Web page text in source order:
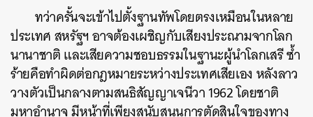
ทว่าครั้นจะเข้าไปตั้งฐานทัพโดยตรงเหมือนในหลาย
ประเทศ สหรัฐฯ อาจต้องเผชิญกับเสียงประณามจากโลก
นานาชาติ และเสียความชอบธรรมในฐานะผู้นำโลกเสรี ซ้ำ
ร้ายคือทำผิดต่อกฎหมายระหว่างประเทศเสียเอง หลังลาว
วางตัวเป็นกลางตามสนธิสัญญาเจนีวา 1962 โดยชาติ
มหาอำนาจ มีหน้าที่เพียงสนับสนุนการตัดสินใจของทาง